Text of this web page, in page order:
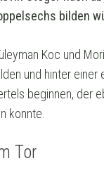
bilden
Koc und
und hinter
beginnen, der
konnte.
Tor